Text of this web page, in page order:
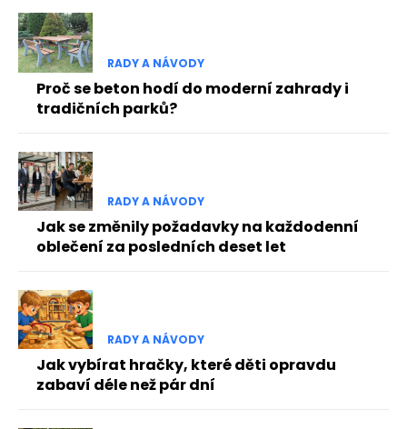
RADY A NÁVODY
Proč se beton hodí do moderní zahrady i
tradičních parků?
RADY A NÁVODY
Jak se změnily požadavky na každodenní
oblečení za posledních deset let
RADY A NÁVODY
Jak vybírat hračky, které děti opravdu
zabaví déle než pár dní